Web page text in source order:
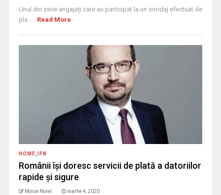
Unul din zece angajați care au participat la un sondaj efectuat de
pla ... Read More
HOME IFN
Românii îşi doresc servicii de plată a datoriilor
rapide şi sigure
Moise Norel martie 4, 2020